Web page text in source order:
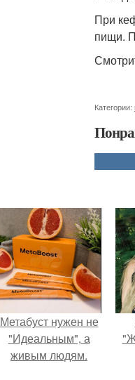
При
пищи.
Категории:
Метабуст нужен не
"Идеальным", а
живым людям.